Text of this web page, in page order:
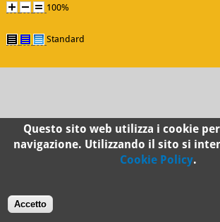
100%
Standard
Questo sito web utilizza i cookie
navigazione. Utilizzando il sito si
Cookie Policy.
Accetto